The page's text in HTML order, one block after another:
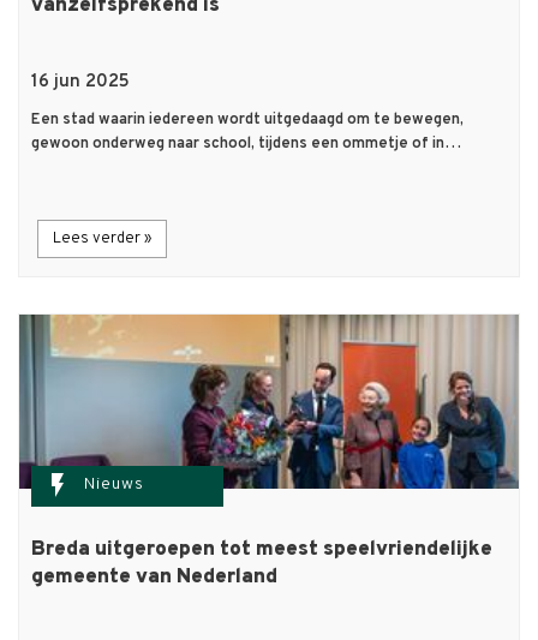
vanzelfsprekend is
16 jun 2025
Een stad waarin iedereen wordt uitgedaagd om te bewegen,
gewoon onderweg naar school, tijdens een ommetje of in…
Lees verder »
flash_on Nieuws
Breda uitgeroepen tot meest speelvriendelijke
gemeente van Nederland